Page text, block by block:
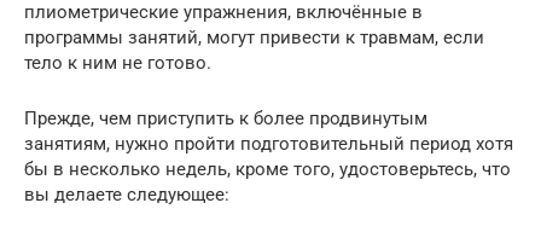
плиометрические упражнения, включённые в
программы занятий, могут привести к травмам, если
тело к ним не готово.
Прежде, чем приступить к более продвинутым
занятиям, нужно пройти подготовительный период хотя
бы в несколько недель, кроме того, удостоверьтесь, что
вы делаете следующее: